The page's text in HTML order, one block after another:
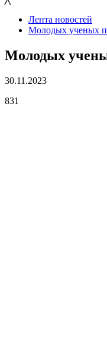
Лента новостей
Молодых ученых
Молодых
30.11.2023
831